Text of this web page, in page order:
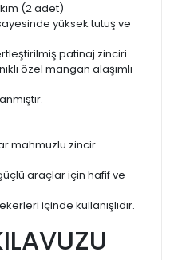
(2 adet)
yüksek tutuş ve
patinaj zinciri.
özel mangan alaşımlı
mahmuzlu zincir
araçlar için hafif ve
içinde kullanışlıdır.